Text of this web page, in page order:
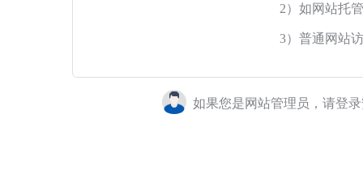
2）如网站托
3）普通网站
如果您是网站管理员，请登